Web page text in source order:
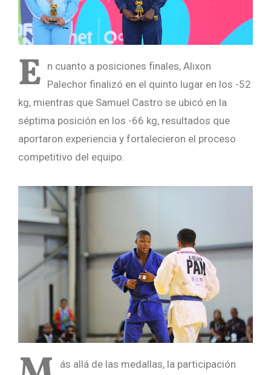
E n cuanto a posiciones finales, Alixon
Palechor finalizó en el quinto lugar en los -52
kg, mientras que Samuel Castro se ubicó en la
séptima posición en los -66 kg, resultados que
aportaron experiencia y fortalecieron el proceso
competitivo del equipo.
ás allá de las medallas, la participación